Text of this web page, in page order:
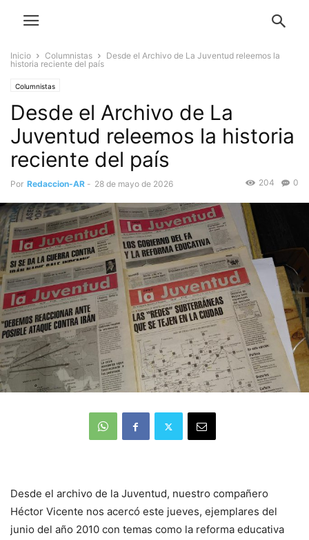
Inicio Columnistas
Desde el Archivo de La Juventud releemos la
historia reciente del país
Columnistas
Desde el Archivo de La
Juventud releemos la historia
reciente del país
Por Redaccion-AR - 28 de mayo de 2026 0
204
Desde el archivo de la Juventud, nuestro compañero
Héctor Vicente nos acercó este jueves, ejemplares del
junio del año 2010 con temas como la reforma educativa